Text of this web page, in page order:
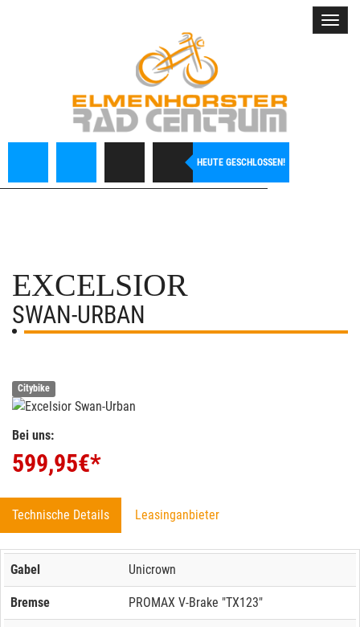
HEUTE GESCHLOSSEN!
EXCELSIOR
SWAN-URBAN
Citybike
Bei uns:
599,95€*
Technische Details Leasinganbieter
Gabel Unicrown
Bremse PROMAX V-Brake "TX123"